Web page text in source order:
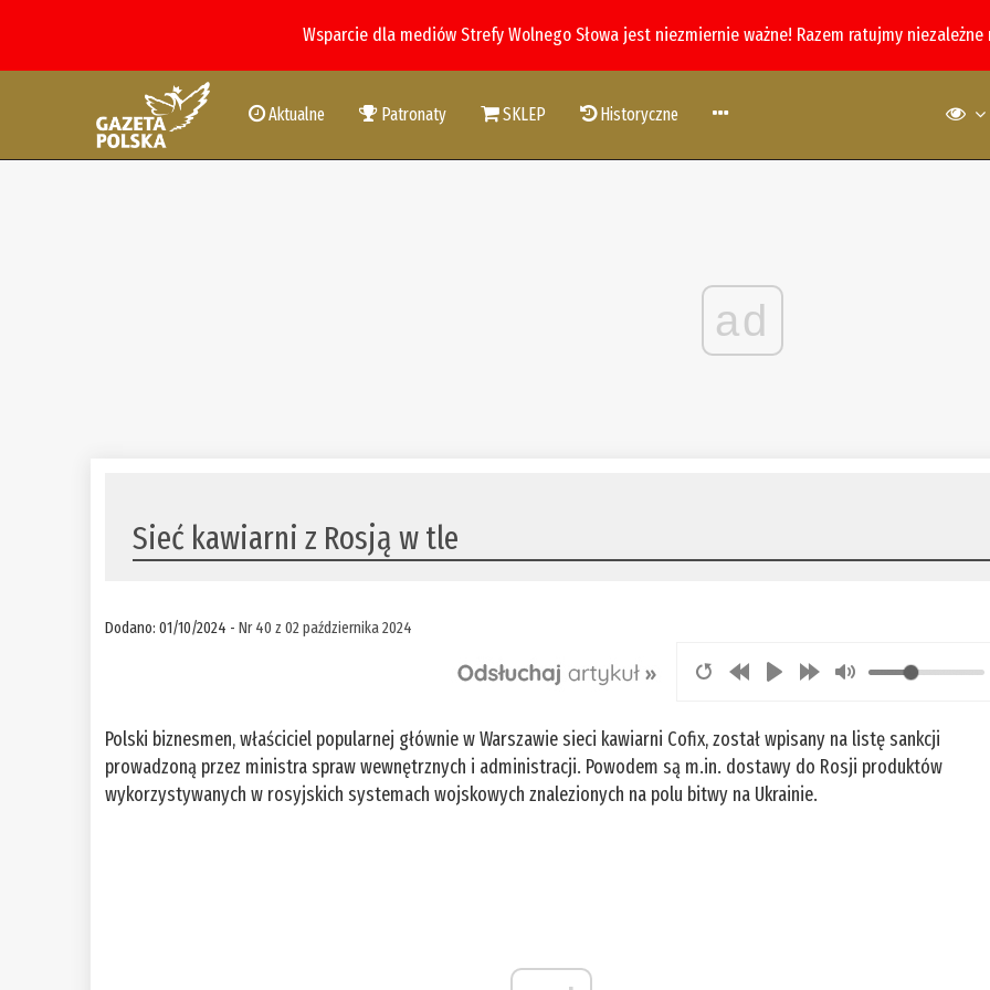
Wsparcie dla mediów Strefy Wolnego Słowa jest niezmiernie ważne! Razem ratujmy
Aktualne Patronaty SKLEP Historyczne
ad
Sieć kawiarni z Rosją w tle
Dodano: 01/10/2024 -Nr 40 z 02 października 2024
Polski biznesmen, właściciel popularnej głównie w Warszawie sieci kawiarni Cofix, został wpisany na listę sankcji
prowadzoną przez ministra spraw wewnętrznych i administracji. Powodem są m.in. dostawy do Rosji produktów
wykorzystywanych w rosyjskich systemach wojskowych znalezionych na polu bitwy na Ukrainie.